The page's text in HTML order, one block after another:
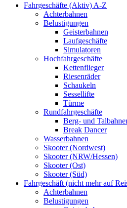
Fahrgeschäfte (Aktiv) A-Z
Achterbahnen
Belustigungen
Geisterbahnen
Laufgeschäfte
Simulatoren
Hochfahrgeschäfte
Kettenflieger
Riesenräder
Schaukeln
Sessellifte
Türme
Rundfahrgeschäfte
Berg- und
Break Dancer
Wasserbahnen
Skooter (Nordwest)
Skooter (NRW/Hessen)
Skooter (Ost)
Skooter (Süd)
Fahrgeschäft (nicht mehr auf
Achterbahnen
Belustigungen